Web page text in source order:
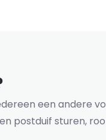
een andere
postduif sturen,